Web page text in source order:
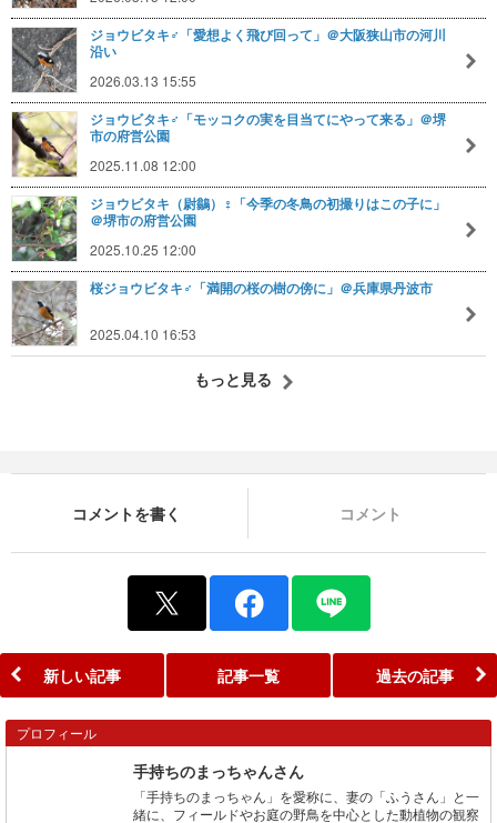
ジョウビタキ♂「愛想よく飛び回って」＠大阪狭山市の河川
沿い
2026.03.13 15:55
ジョウビタキ♂「モッコクの実を目当てにやって来る」＠堺
市の府営公園
2025.11.08 12:00
ジョウビタキ（尉鶲）♀「今季の冬鳥の初撮りはこの子に」
＠堺市の府営公園
2025.10.25 12:00
桜ジョウビタキ♂「満開の桜の樹の傍に」＠兵庫県丹波市
2025.04.10 16:53
もっと見る
コメントを書く コメント
新しい記事 記事一覧 過去の記事
プロフィール
手持ちのまっちゃんさん
「手持ちのまっちゃん」を愛称に、妻の「ふうさん」と一
緒に、フィールドやお庭の野鳥を中心とした動植物の観察